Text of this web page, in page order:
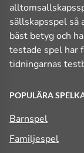
sällskapsspel så
bäst betyg och
testade spel har
tidningarnas
POPULÄRA
Barnspel
Familjespel